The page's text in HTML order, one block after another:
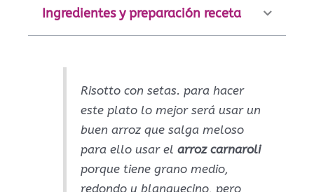
Ingredientes y preparación receta
Risotto con setas. para hacer
este plato lo mejor será usar un
buen arroz que salga meloso
para ello usar el arroz carnaroli
porque tiene grano medio,
redondo y blanquecino, pero